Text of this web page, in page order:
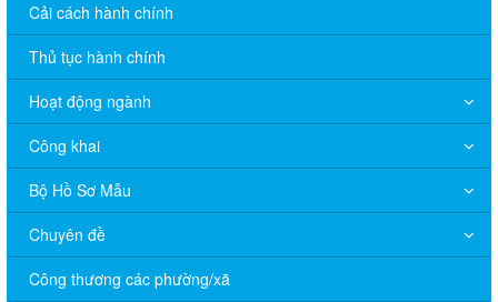
Cải cách hành chính
Thủ tục hành chính
Hoạt động ngành
Công khai
Bộ Hồ Sơ Mẫu
Chuyên đề
Công thương các phường/xã